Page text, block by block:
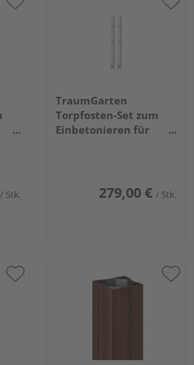
/ Stk.
TraumGarten
Torpfosten-Set zum
Einbetonieren für
279,00 € / Stk.